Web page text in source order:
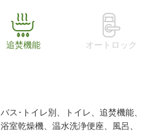
追焚機能 オートロック
バス･トイレ別、トイレ、追焚機能、
浴室乾燥機、温水洗浄便座、風呂、